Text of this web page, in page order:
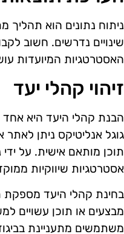
ניתוח נתונים הוא תהליך
שינויים נדרשים. חשוב
האסטרטגיות המיועדות
זיהוי קהלי יעד
הבנת קהלי היעד היא אחד
גוגל אנליטיקס ניתן
תוכן מותאם אישית. על ידי
אסטרטגיות שיווקיות
בחינת קהלי היעד מספקת
מבצעים או תוכן עשויים
משתמשים מתעניינת